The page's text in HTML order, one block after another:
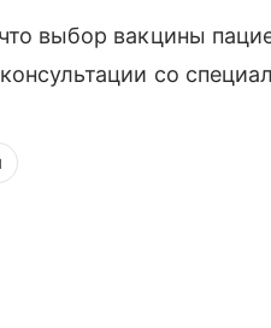
выбор вакцины
со